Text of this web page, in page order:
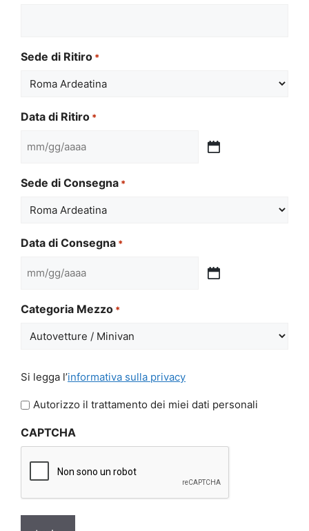
Sede di Ritiro *
Data di Ritiro *
MM
GG
slash
Sede di Consegna *
Data di Consegna *
MM
GG
slash
Categoria Mezzo *
legga
l'informativa
privacy
Si legga l’informativa sulla privacy
Autorizzo il trattamento dei miei dati personali
CAPTCHA